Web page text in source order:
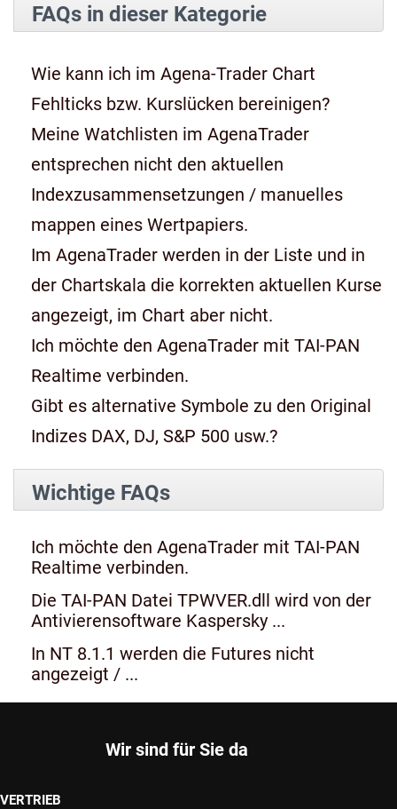
FAQs in dieser Kategorie
Wie kann ich im Agena-Trader Chart
Fehlticks bzw. Kurslücken bereinigen?
Meine Watchlisten im AgenaTrader
entsprechen nicht den aktuellen
Indexzusammensetzungen / manuelles
mappen eines Wertpapiers.
Im AgenaTrader werden in der Liste und in
der Chartskala die korrekten aktuellen Kurse
angezeigt, im Chart aber nicht.
Ich möchte den AgenaTrader mit TAI-PAN
Realtime verbinden.
Gibt es alternative Symbole zu den Original
Indizes DAX, DJ, S&P 500 usw.?
Wichtige FAQs
Ich möchte den AgenaTrader mit TAI-PAN
Realtime verbinden.
Die TAI-PAN Datei TPWVER.dll wird von der
Antivierensoftware Kaspersky ...
In NT 8.1.1 werden die Futures nicht
angezeigt / ...
Wir sind für Sie da
VERTRIEB